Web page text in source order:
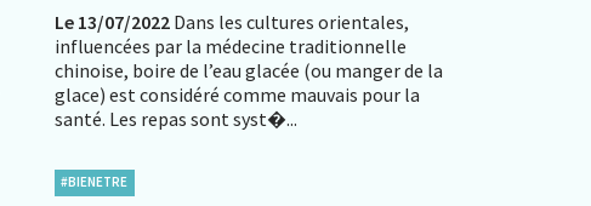
Le 13/07/2022 Dans les cultures orientales,
influencées par la médecine traditionnelle
chinoise, boire de l’eau glacée (ou manger de la
glace) est considéré comme mauvais pour la
santé. Les repas sont syst�...
#BIENETRE